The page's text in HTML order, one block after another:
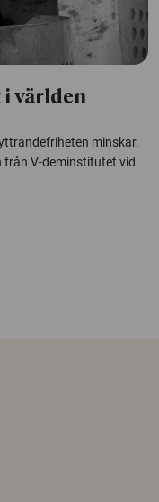
världen
minskar.
från V-deminstitutet vid